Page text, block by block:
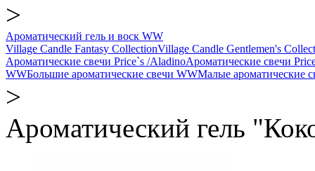
>
Ароматический гель и воск WW
Village Candle Fantasy CollectionVillage Candle Gentlemen's
Ароматические свечи Price`s /AladinoАроматические свечи
WWБольшие ароматические свечи WWМалые ароматические
>
Ароматический гель